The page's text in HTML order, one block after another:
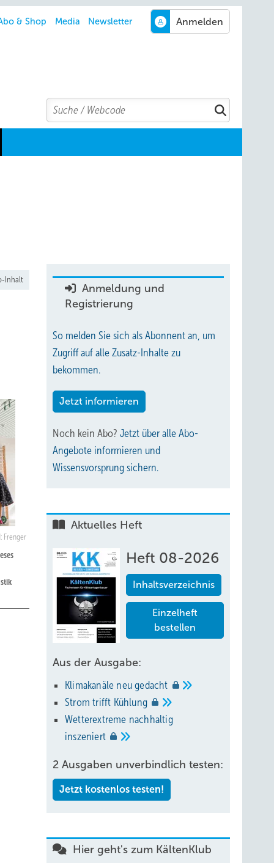
& Shop Media Newsletter
Search
Suchen
Inhalt
Frenger
und
Anmeldung und
Registrierung
So melden Sie sich als Abonnent an, um
Zugriff auf alle Zusatz-Inhalte zu
bekommen.
Jetzt informieren
Noch kein Abo? Jetzt über alle Abo-
Angebote informieren und
Wissensvorsprung sichern.
Aktuelles Heft
Heft 08-2026
Inhaltsverzeichnis
Einzelheft
bestellen
Aus der Ausgabe:
Klimakanäle neugedacht
Strom trifft Kühlung
Wetterextreme nachhaltig
inszeniert
2 Ausgaben unverbindlich testen:
Jetzt kostenlos testen!
Hier geht's zum KältenKlub